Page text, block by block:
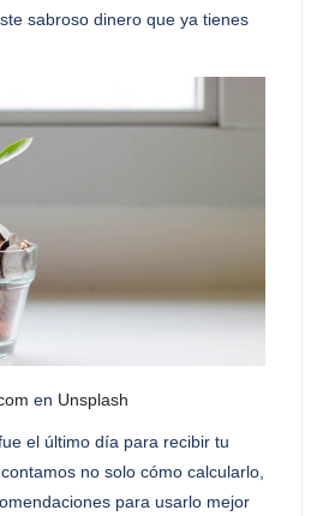
sabroso dinero que ya tienes
en Unsplash
el último día para recibir tu
no solo cómo calcularlo,
para usarlo mejor